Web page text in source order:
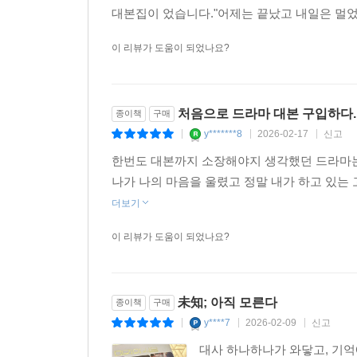
대본집이 었습니다."어제는 끝났고 내일은 멀
이 리뷰가 도움이 되었나요?
종이책 구매 처음으로 드라마 대본 구입하다.
y*******8 2026-02-17 신고
한번도 대본까지 소장해야지 생각했던 드라
나가 나의 마음을 울렸고 정말 내가 하고 있
더보기
이 리뷰가 도움이 되었나요?
종이책 구매 未知; 아직 모른다
y****7 2026-02-09 신고
대사 하나하나가 와닿고, 기